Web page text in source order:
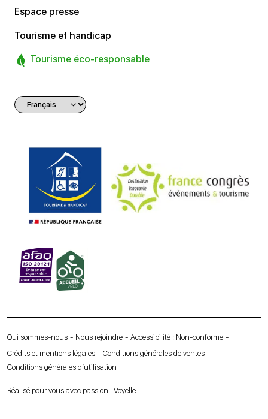
Espace presse
Tourisme et handicap
Tourisme éco-responsable
Qui sommes-nous Nous rejoindre
Accessibilité : Non-conforme
Crédits et mentions légales
Conditions générales de ventes
Conditions générales d’utilisation
Réalisé pour vous avec passion | Voyelle